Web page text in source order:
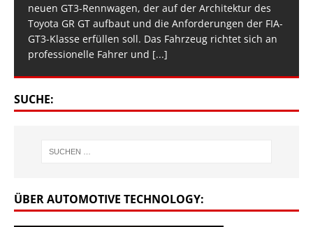
neuen GT3-Rennwagen, der auf der Architektur des
Toyota GR GT aufbaut und die Anforderungen der FIA-
GT3-Klasse erfüllen soll. Das Fahrzeug richtet sich an
professionelle Fahrer und [...]
SUCHE:
ÜBER AUTOMOTIVE TECHNOLOGY: